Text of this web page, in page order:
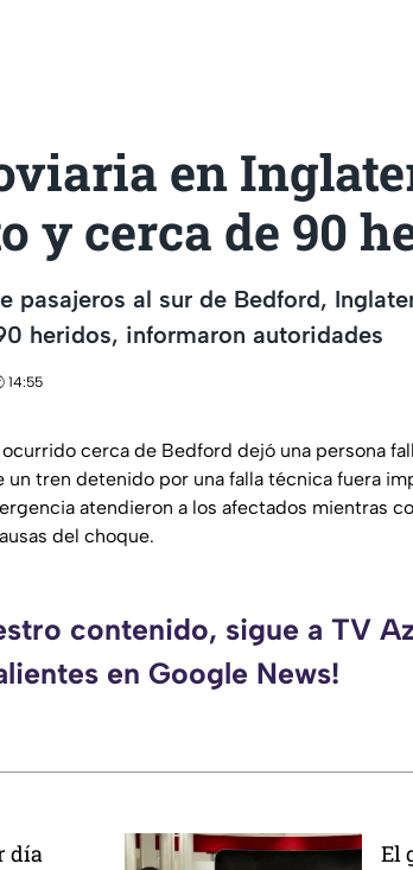
en
y cerca de 90
pasajeros al sur de Bedford,
heridos, informaron autoridades
14:55
cerca de Bedford dejó una persona
tren detenido por una falla técnica fuera
atendieron a los afectados mientras
del choque.
contenido, sigue a TV
en Google News!
día
El